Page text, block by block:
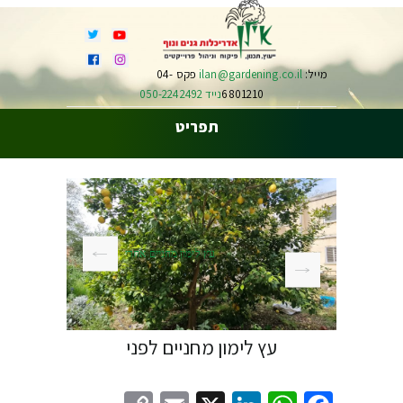
מייל:ilan@gardening.co.il
פקס 04-
6801210נייד 050-2242492
תפריט
עץ לימון מחניים אחרי
עץ לימון מחניים לפני